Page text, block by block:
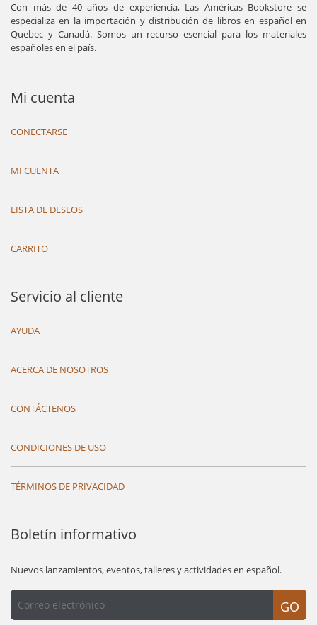
Con más de 40 años de experiencia, Las Américas Bookstore se
especializa en la importación y distribución de libros en español en
Quebec y Canadá. Somos un recurso esencial para los materiales
españoles en el país.
Mi cuenta
CONECTARSE
MI CUENTA
LISTA DE DESEOS
CARRITO
Servicio al cliente
AYUDA
ACERCA DE NOSOTROS
CONTÁCTENOS
CONDICIONES DE USO
TÉRMINOS DE PRIVACIDAD
Boletín informativo
Nuevos lanzamientos, eventos, talleres y actividades en español.
GO